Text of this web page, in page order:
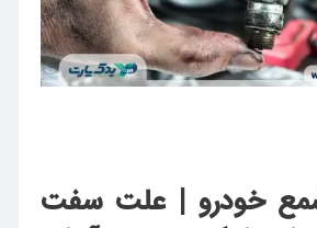
خودرو | علت سفت